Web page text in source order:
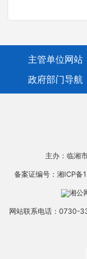
主管单位网站
政府部门导航
主办：临湘
备案证编号：湘ICP备
湘公
网站联系电话：0730-